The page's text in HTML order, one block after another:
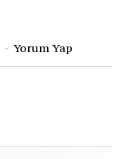
- Yorum Yap